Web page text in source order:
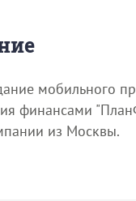
мобильного
финансами
из Москвы.